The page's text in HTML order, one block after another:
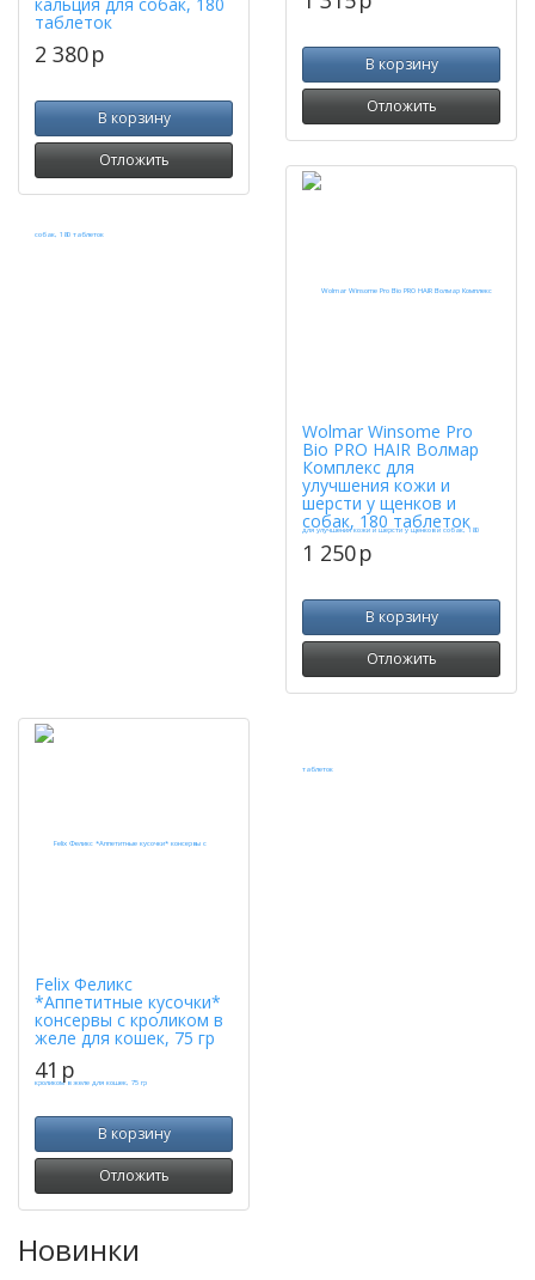
таблеток
2 380p
В корзину
Отложить
В корзину
Отложить
Wolmar Winsome Pro
Bio PRO HAIR Волмар
Комплекс для
улучшения кожи и
шерсти у щенков и
собак, 180 таблеток
1 250p
В корзину
Отложить
Felix Феликс
*Аппетитные кусочки*
консервы с кроликом в
желе для кошек, 75 гр
41 p
В корзину
Отложить
Новинки